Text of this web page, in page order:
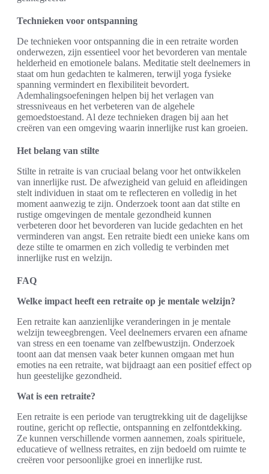
Technieken voor ontspanning
De technieken voor ontspanning die in een retraite worden
onderwezen, zijn essentieel voor het bevorderen van mentale
helderheid en emotionele balans. Meditatie stelt deelnemers in
staat om hun gedachten te kalmeren, terwijl yoga fysieke
spanning vermindert en flexibiliteit bevordert.
Ademhalingsoefeningen helpen bij het verlagen van
stressniveaus en het verbeteren van de algehele
gemoedstoestand. Al deze technieken dragen bij aan het
creëren van een omgeving waarin innerlijke rust kan groeien.
Het belang van stilte
Stilte in retraite is van cruciaal belang voor het ontwikkelen
van innerlijke rust. De afwezigheid van geluid en afleidingen
stelt individuen in staat om te reflecteren en volledig in het
moment aanwezig te zijn. Onderzoek toont aan dat stilte en
rustige omgevingen de mentale gezondheid kunnen
verbeteren door het bevorderen van lucide gedachten en het
verminderen van angst. Een retraite biedt een unieke kans om
deze stilte te omarmen en zich volledig te verbinden met
innerlijke rust en welzijn.
FAQ
Welke impact heeft een retraite op je mentale welzijn?
Een retraite kan aanzienlijke veranderingen in je mentale
welzijn teweegbrengen. Veel deelnemers ervaren een afname
van stress en een toename van zelfbewustzijn. Onderzoek
toont aan dat mensen vaak beter kunnen omgaan met hun
emoties na een retraite, wat bijdraagt aan een positief effect op
hun geestelijke gezondheid.
Wat is een retraite?
Een retraite is een periode van terugtrekking uit de dagelijkse
routine, gericht op reflectie, ontspanning en zelfontdekking.
Ze kunnen verschillende vormen aannemen, zoals spirituele,
educatieve of wellness retraites, en zijn bedoeld om ruimte te
creëren voor persoonlijke groei en innerlijke rust.